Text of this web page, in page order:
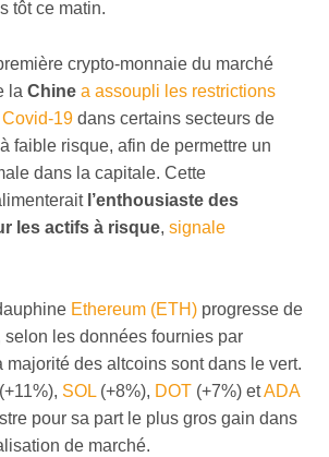
tôt ce matin.
crypto-monnaie du marché
la Chine a assoupli les restrictions
19 dans certains secteurs de
faible risque, afin de permettre un
dans la capitale. Cette
l’enthousiaste des
les actifs à risque, signale
Ethereum (ETH) progresse de
les données fournies par
majorité des altcoins sont dans le vert.
(+11%), SOL(+8%), DOT (+7%) etADA
pour sa part le plus gros gain dans
de marché.